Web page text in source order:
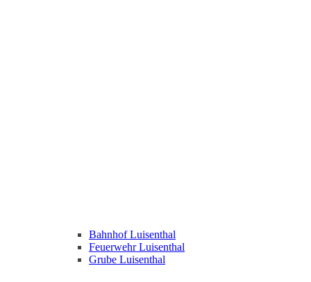
Bahnhof Luisenthal
Feuerwehr Luisenthal
Grube Luisenthal